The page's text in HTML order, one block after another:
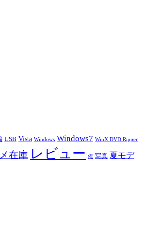
USB Vista Windows Windows7 WinX DVD Ripper
メ在庫 レビュー 俺 写真 夏モデ